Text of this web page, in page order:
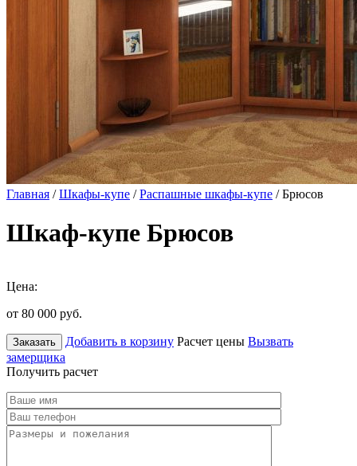
Главная /Шкафы-купе /Распашные шкафы-купе / Брюсов
Шкаф-купе Брюсов
Цена:
от 80 000 руб.
Заказать Добавить в корзину Расчет цены Вызвать
замерщика
Получить расчет